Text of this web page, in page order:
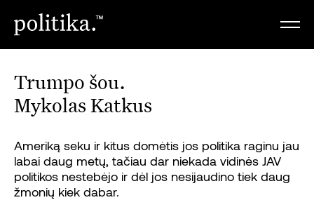
Trumpo šou.
Mykolas Katkus
Ameriką seku ir kitus domėtis jos politika raginu jau
labai daug metų, tačiau dar niekada vidinės JAV
politikos nestebėjo ir dėl jos nesijaudino tiek daug
žmonių kiek dabar.